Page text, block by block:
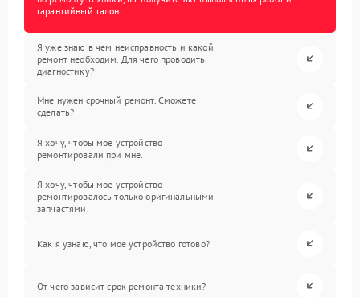
гарантийный талон.
Я уже знаю в чем неисправность и какой
ремонт необходим. Для чего проводить
диагностику?
Мне нужен срочный ремонт. Сможете
сделать?
Я хочу, чтобы мое устройство
ремонтировали при мне.
Я хочу, чтобы мое устройство
ремонтировалось только оригинальными
запчастями.
Как я узнаю, что мое устройство готово?
От чего зависит срок ремонта техники?